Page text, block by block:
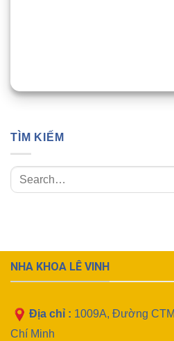
TÌM KIẾM
NHA KHOA LÊ VINH
Địa chỉ : 1009A, Đường
Chí Minh